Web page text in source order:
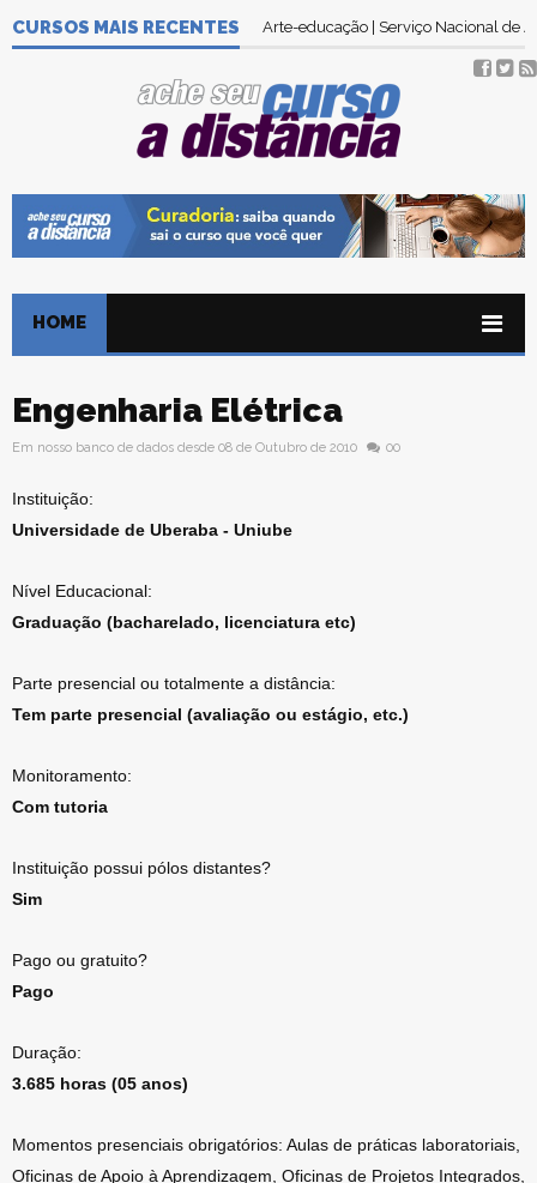
CURSOS MAIS RECENTES Arte-educação | Serviço Nacional de
HOME
Engenharia Elétrica
Em nosso banco de dados desde 08 de Outubro de 2010 00
Instituição:
Universidade de Uberaba - Uniube
Nível Educacional:
Graduação (bacharelado, licenciatura etc)
Parte presencial ou totalmente a distância:
Tem parte presencial (avaliação ou estágio, etc.)
Monitoramento:
Com tutoria
Instituição possui pólos distantes?
Sim
Pago ou gratuito?
Pago
Duração:
3.685 horas (05 anos)
Momentos presenciais obrigatórios: Aulas de práticas laboratoriais,
Oficinas de Apoio à Aprendizagem, Oficinas de Projetos Integrados,